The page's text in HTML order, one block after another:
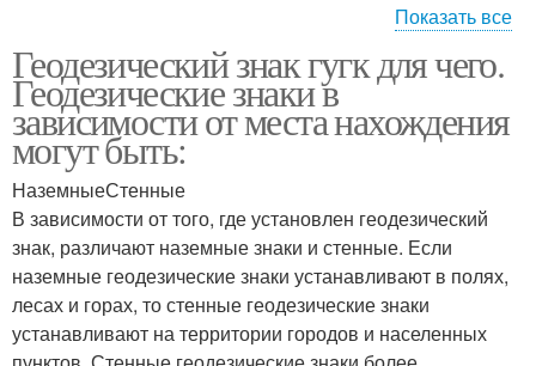
Геодезическая метка Знаки на местности
Геодезические пункты
Знаки на топосъемке Геодезическая сеть
Показать все
Геодезический знак гугк для чего.
Геодезические знаки в
зависимости от места нахождения
могут быть:
НаземныеСтенные
В зависимости от того, где установлен геодезический
знак, различают наземные знаки и стенные. Если
наземные геодезические знаки устанавливают в полях,
лесах и горах, то стенные геодезические знаки
устанавливают на территории городов и населенных